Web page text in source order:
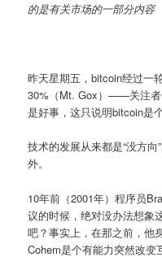
的是有关市场的一部分内容
昨天星期五，bitcoin经过一
30%（Mt. Gox）——关注者
是好事，这只说明bitcoin是
技术的发展从来都是“没方
外。
10年前（2001年）程序员
议的时候，绝对没办法想象
吧？事实上，在那之前，他
Cohem是个有能力突然改